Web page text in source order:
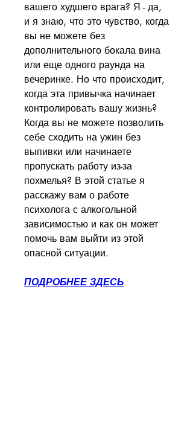
вашего худшего врага? Я - да,
и я знаю, что это чувство, когда
вы не можете без
дополнительного бокала вина
или еще одного раунда на
вечеринке. Но что происходит,
когда эта привычка начинает
контролировать вашу жизнь?
Когда вы не можете позволить
себе сходить на ужин без
выпивки или начинаете
пропускать работу из-за
похмелья? В этой статье я
расскажу вам о работе
психолога с алкогольной
зависимостью и как он может
помочь вам выйти из этой
опасной ситуации.
ПОДРОБНЕЕ ЗДЕСЬ